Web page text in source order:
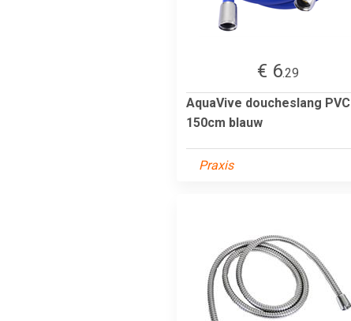
€ 6.29
AquaVive doucheslang PVC
150cm blauw
Praxis